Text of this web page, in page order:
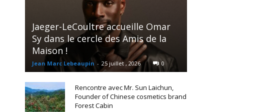
Jaeger-LeCoultre accueille Omar
Sy dans le cercle des Amis de la
Maison !
Jean Marc Lebeaupin - 25 juillet , 2026 0
Rencontre avec Mr. Sun Laichun,
Founder of Chinese cosmetics brand
Forest Cabin